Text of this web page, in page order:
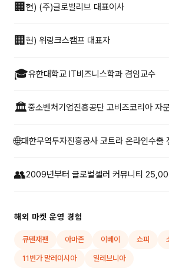
🏢현) (주)글로벌리브 대표이사
🏢현) 위링크스캠프 대표자
🎓유한대학교 IT비즈니스학과 겸임교수
🏛중소벤처기업진흥공단 고비즈코리아 자
🌐대한무역투자진흥공사 코트라 온라인수출
👥2009년부터 글로벌셀러 커뮤니티
해외 마켓 운영 경험
큐텐재팬 아마존 이베이 쇼피
11번가 말레이시아 일레브니아